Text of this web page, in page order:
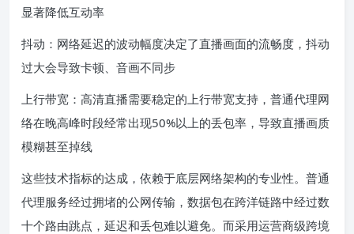
显著降低互动率
抖动：网络延迟的波动幅度决定了直播画面的流畅度，抖动
过大会导致卡顿、音画不同步
上行带宽：高清直播需要稳定的上行带宽支持，普通代理网
络在晚高峰时段经常出现50%以上的丢包率，导致直播画质
模糊甚至掉线
这些技术指标的达成，依赖于底层网络架构的专业性。普通
代理服务经过拥堵的公网传输，数据包在跨洋链路中经过数
十个路由跳点，延迟和丢包难以避免。而采用运营商级跨境